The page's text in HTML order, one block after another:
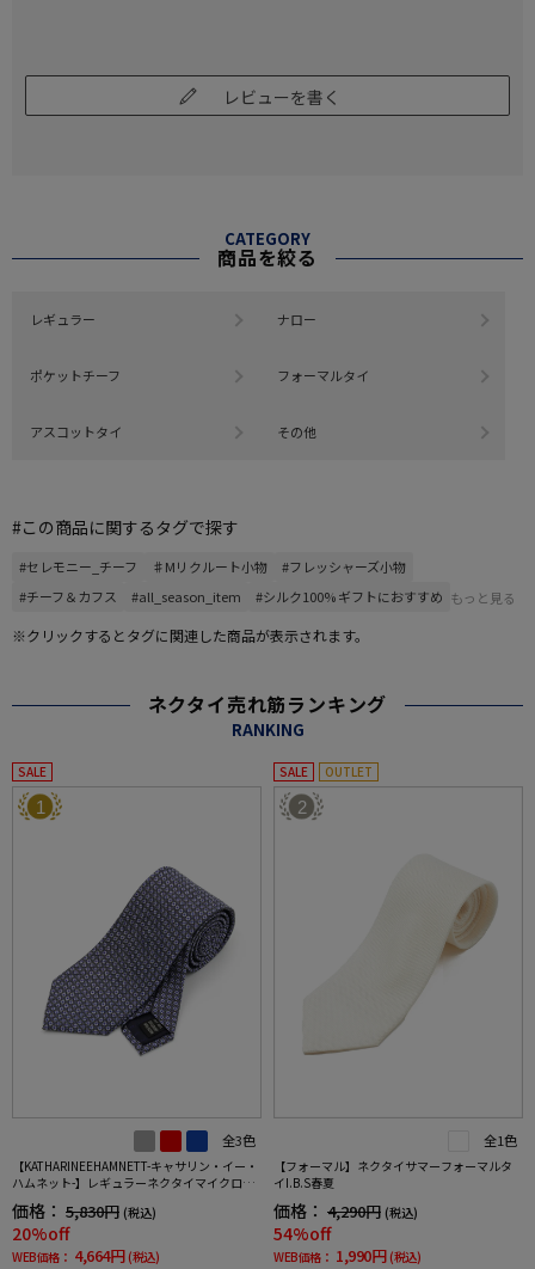
レビューを書く
CATEGORY
商品を絞る
レギュラー ナロー
ポケットチーフ フォーマルタイ
アスコットタイ その他
#この商品に関するタグで探す
#セレモニー_チーフ ♯Mリクルート小物
#フレッシャーズ小物
#チーフ＆カフス
#all_season_item #シルク100% ギフトにおすすめ もっと見る
※クリックするとタグに関連した商品が表示されます。
ネクタイ売れ筋ランキング
RANKING
SALE
1
全3色
【KATHARINEEHAMNETT-キャサリン・イー・
ハムネット-】レギュラーネクタイマイクロパ
ターンシルク100%7.5cm巾
価格： 5,830円 (税込)
20%off
WEB価格： 4,664円 (税込)
SALE OUTLET
2
全1色
【フォーマル】ネクタイサマーフォーマルタ
イI.B.S春夏
価格： 4,290円 (税込)
54%off
WEB価格： 1,990円 (税込)